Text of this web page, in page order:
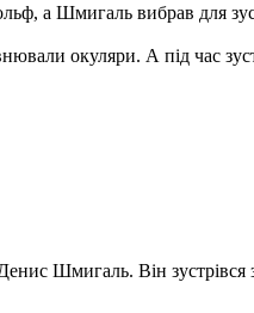
а Шмигаль вибрав для
окуляри. А під час
Шмигаль. Він